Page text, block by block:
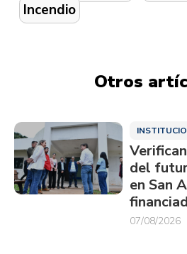
Incendio
Otros
del
en San
07/08/2026